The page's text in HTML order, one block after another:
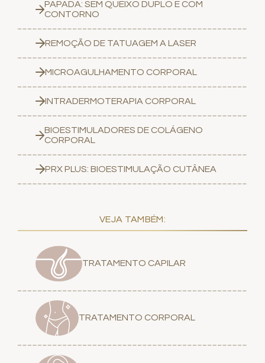
PAPADA: SEM QUEIXO DUPLO E COM
CONTORNO
REMOÇÃO DE TATUAGEM A LASER
MICROAGULHAMENTO CORPORAL
INTRADERMOTERAPIA CORPORAL
BIOESTIMULADORES DE COLÁGENO
CORPORAL
PRX PLUS: BIOESTIMULAÇÃO CUTÂNEA
VEJA TAMBÉM:
TRATAMENTO CAPILAR
TRATAMENTO CORPORAL